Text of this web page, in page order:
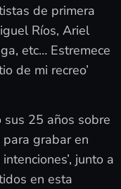
de primera
Ríos, Ariel
etc… Estremece
de mi recreo’
25 años sobre
grabar en
junto a
en esta